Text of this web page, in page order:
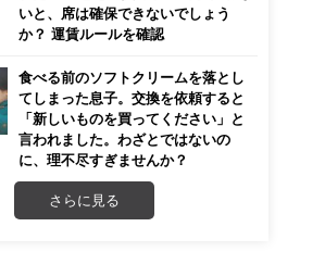
いと、席は確保できないでしょう
か？ 運賃ルールを確認
食べる前のソフトクリームを落とし
てしまった息子。交換を依頼すると
「新しいものを買ってください」と
言われました。わざとではないの
に、理不尽すぎませんか？
さらに見る